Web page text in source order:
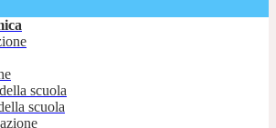
scuola
scuola